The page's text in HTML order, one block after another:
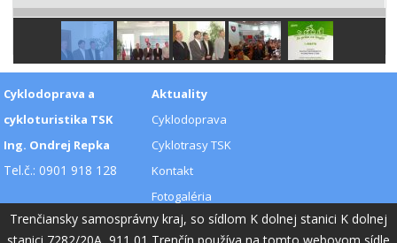
Trenčiansky samosprávny kraj, so sídlom K dolnej stanici K dolnej
Cyklodoprava a
cykloturistika TSK
Ing. Ondrej Repka
Tel.č.: 0901 918 128
Aktuality
Cyklodoprava
Cyklotrasy TSK
Kontakt
Fotogaléria
Videogaléria